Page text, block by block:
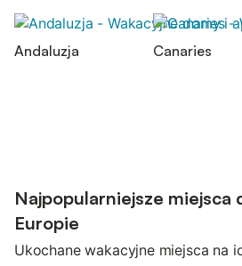
Andaluzja Canaries
Najpopularniejsze miejsca
Europie
Ukochane wakacyjne miejsca na